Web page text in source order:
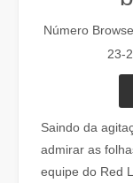
Guia 2026:
Número
23-
Saindo da
admirar as
equipe do Red